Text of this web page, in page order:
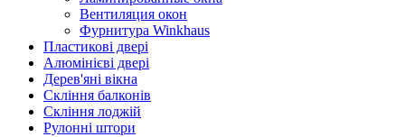
Вентиляция окон
Фурнитура Winkhaus
Пластикові двері
Алюмінієві двері
Дерев'яні вікна
Скління балконів
Скління лоджій
Рулонні штори